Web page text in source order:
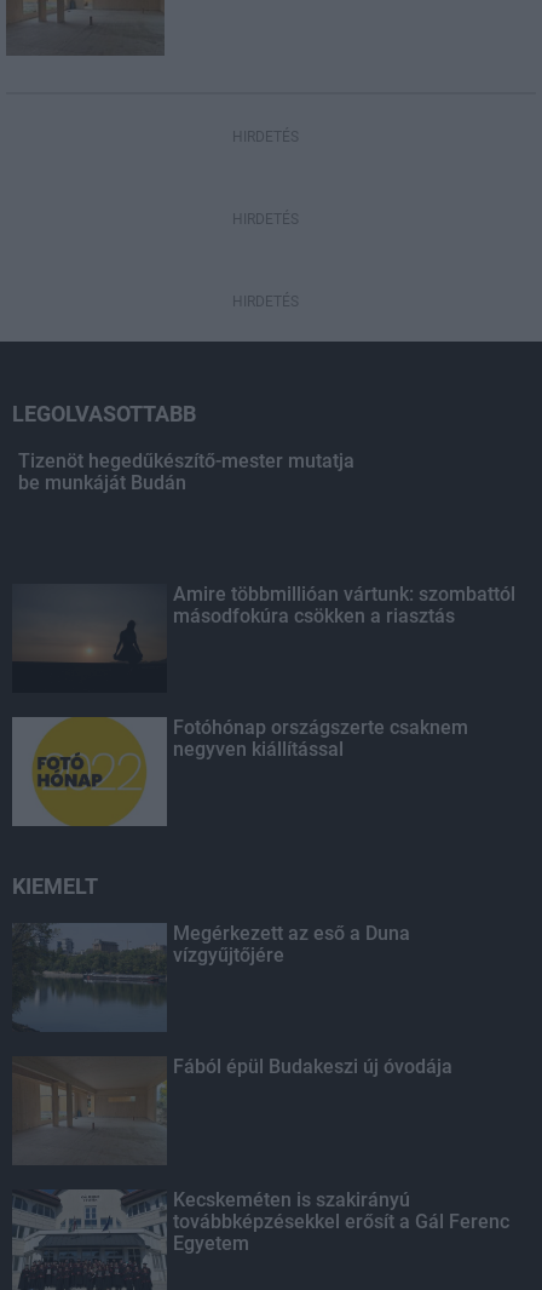
HIRDETÉS
HIRDETÉS
HIRDETÉS
LEGOLVASOTTABB
Tizenöt hegedűkészítő-mester mutatja
be munkáját Budán
Amire többmillióan vártunk: szombattól
másodfokúra csökken a riasztás
Fotóhónap országszerte csaknem
negyven kiállítással
KIEMELT
Megérkezett az eső a Duna
vízgyűjtőjére
Fából épül Budakeszi új óvodája
Kecskeméten is szakirányú
továbbképzésekkel erősít a Gál Ferenc
Egyetem